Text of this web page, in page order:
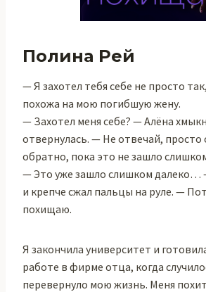
Полина Рей
— Я захотел тебя себе не просто
похожа на мою погибшую жену.
— Захотел меня себе? — Алёна
отвернулась. — Не отвечай, просто
обратно, пока это не зашло
— Это уже зашло слишком далеко…
и крепче сжал пальцы на руле. —
похищаю.
Я закончила университет и
работе в фирме отца, когда
перевернуло мою жизнь. Меня